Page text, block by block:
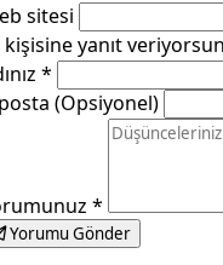
sitesi
kişisine yanıt
*
(Opsiyonel)
*
Yorumu Gönder